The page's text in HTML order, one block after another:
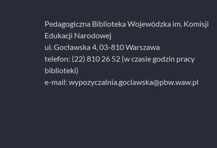
Pedagogiczna Biblioteka Wojewódzka im. Komisji
Edukacji Narodowej
ul. Gocławska 4, 03-810 Warszawa
telefon: (22) 810 26 52 (w czasie godzin pracy
biblioteki)
e-mail: wypozyczalnia.goclawska@pbw.waw.pl